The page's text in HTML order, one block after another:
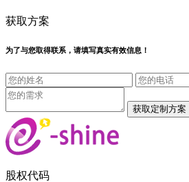
获取方案
为了与您取得联系，请填写真实有效信息！
股权代码